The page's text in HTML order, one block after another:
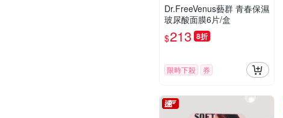
Dr.FreeVenus藝群 青春保濕
玻尿酸面膜6片/盒
$213 8折
限時下殺 券